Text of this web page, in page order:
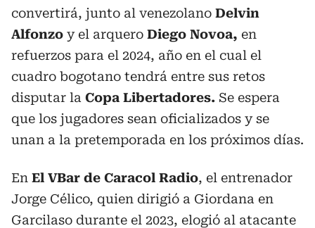
convertirá, junto al venezolano Delvin
Alfonzo y el arquero Diego Novoa, en
refuerzos para el 2024, año en el cual el
cuadro bogotano tendrá entre sus retos
disputar la Copa Libertadores. Se espera
que los jugadores sean oficializados y se
unan a la pretemporada en los próximos días.
En El VBar de Caracol Radio, el entrenador
Jorge Célico, quien dirigió a Giordana en
Garcilaso durante el 2023, elogió al atacante